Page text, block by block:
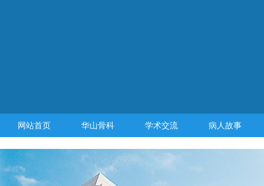
网站首页 华山骨科 学术交流 病人故事